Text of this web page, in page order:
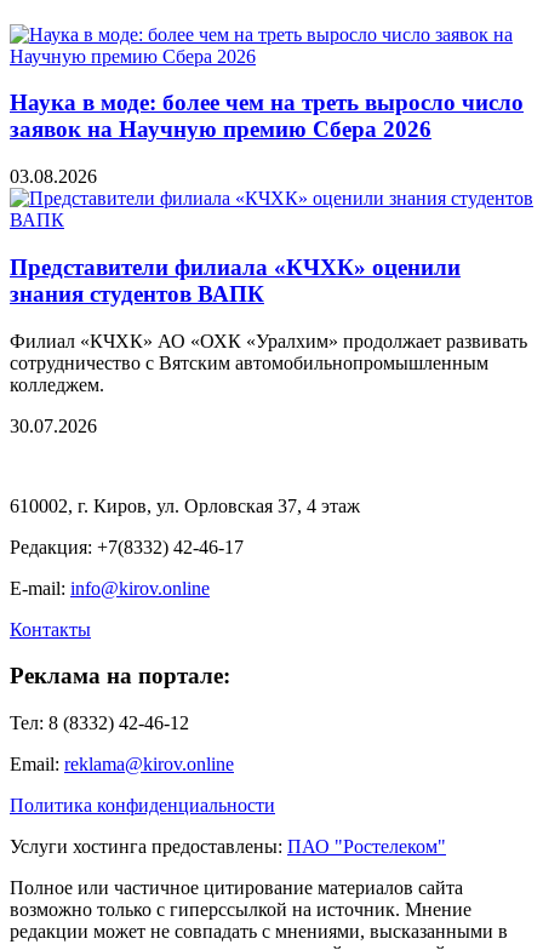
Наука в моде: более чем на треть выросло число
заявок на Научную премию Сбера 2026
03.08.2026
Представители филиала «КЧХК» оценили
знания студентов ВАПК
Филиал «КЧХК» АО «ОХК «Уралхим» продолжает развивать
сотрудничество с Вятским автомобильнопромышленным
колледжем.
30.07.2026
610002, г. Киров, ул. Орловская 37, 4 этаж
Редакция: +7(8332) 42-46-17
E-mail: info@kirov.online
Контакты
Реклама на портале:
Тел: 8 (8332) 42-46-12
Email: reklama@kirov.online
Политика конфиденциальности
Услуги хостинга предоставлены: ПАО "Ростелеком"
Полное или частичное цитирование материалов сайта
возможно только с гиперссылкой на источник. Мнение
редакции может не совпадать с мнениями, высказанными в